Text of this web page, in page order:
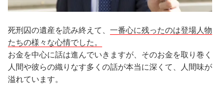
死刑囚の遺産を読み終えて、 一番心に残ったのは登場人物
たちの様々な心情でした。
お金を中心に話は進んでいきますが、そのお金を取り巻く
人間や彼らの織りなす多くの話が本当に深くて、人間味が
溢れています。